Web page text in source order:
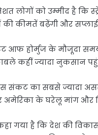
लोगों को उम्मीद है कि
की कीमतें बढ़ेंगी और
आफ होर्मुज के
कहीं ज्यादा नुकसान
संकट का सबसे ज्यादा असर
अमेरिका के घरेलू मांग और
गया है कि देश की